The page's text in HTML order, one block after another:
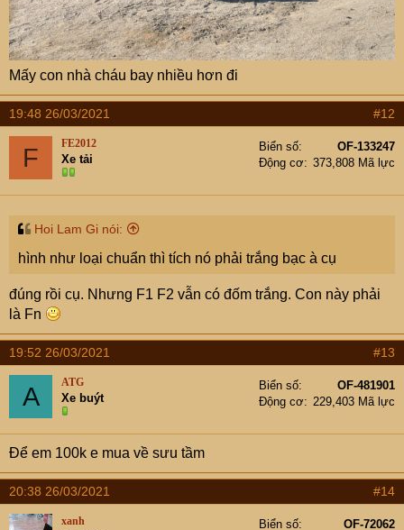
Mấy con nhà cháu bay nhiều hơn đi
19:48 26/03/2021 #12
F FE2012
Xe tải
Biển số
OF-133247
Động cơ
373,808 Mã lực
Hoi Lam Gi nói:
hình như loại chuẩn thì tích nó phải trắng bạc à cụ
đúng rồi cụ. Nhưng F1 F2 vẫn có đốm trắng. Con này phải
là Fn
19:52 26/03/2021 #13
A ATG
Xe buýt
Biển số
OF-481901
Động cơ
229,403 Mã lực
Để em 100k e mua về sưu tầm
20:38 26/03/2021 #14
xanh Biển số
OF-72062